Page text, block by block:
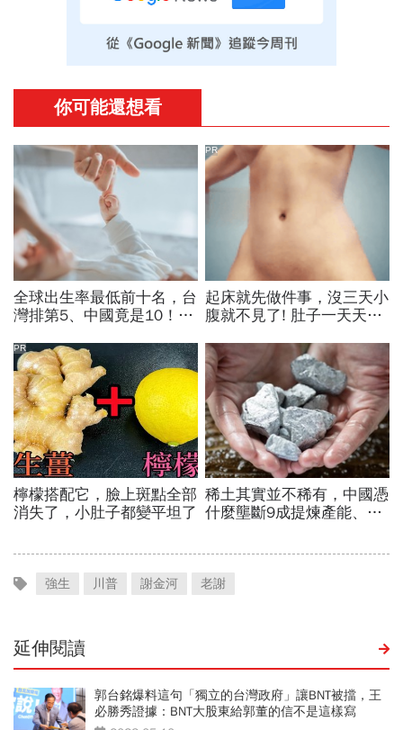
強生 川普 謝金河 老謝
延伸閱讀
郭台銘爆料這句「獨立的台灣政府」讓BNT被擋，王
必勝秀證據：BNT大股東給郭董的信不是這樣寫